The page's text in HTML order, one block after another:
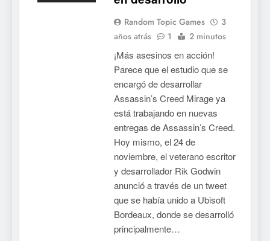
Random Topic Games
3
años atrás
1 2 minutos
¡Más asesinos en acción!
Parece que el estudio que se
encargó de desarrollar
Assassin’s Creed Mirage ya
está trabajando en nuevas
entregas de Assassin’s Creed.
Hoy mismo, el 24 de
noviembre, el veterano escritor
y desarrollador Rik Godwin
anunció a través de un tweet
que se había unido a Ubisoft
Bordeaux, donde se desarrolló
principalmente…